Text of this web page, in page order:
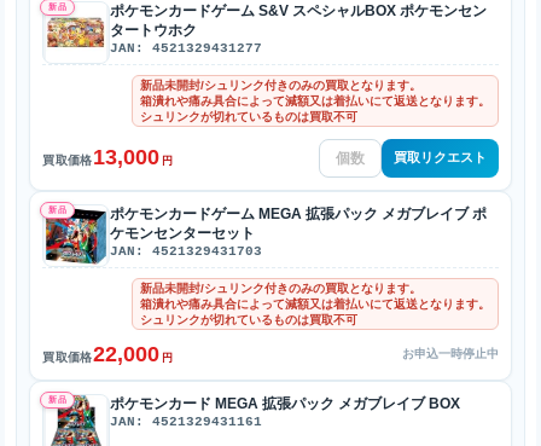
新品
ポケモンカードゲーム S&V スペシャルBOX ポケモンセン
タートウホク
JAN: 4521329431277
新品未開封/シュリンク付きのみの買取となります。
箱潰れや痛み具合によって減額又は着払いにて返送となります。
シュリンクが切れているものは買取不可
買取価格13,000 円 買取リクエスト
新品
ポケモンカードゲーム MEGA 拡張パック メガブレイブ ポ
ケモンセンターセット
JAN: 4521329431703
新品未開封/シュリンク付きのみの買取となります。
箱潰れや痛み具合によって減額又は着払いにて返送となります。
シュリンクが切れているものは買取不可
買取価格22,000 円 お申込一時停止中
新品 ポケモンカード MEGA 拡張パック メガブレイブ BOX
JAN: 4521329431161